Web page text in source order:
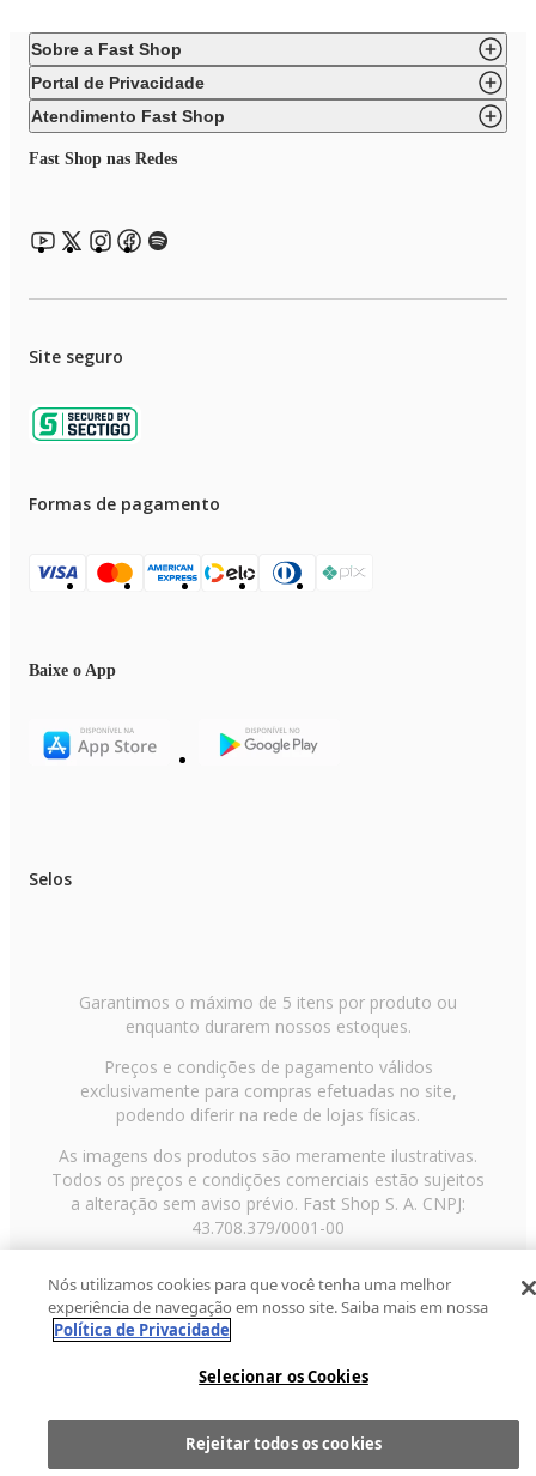
Sobre a Fast Shop
Portal de Privacidade
Atendimento Fast Shop
Fast Shop nas Redes
Site seguro
Formas de pagamento
Baixe o App
Selos
Garantimos o máximo de 5 itens por produto ou
enquanto durarem nossos estoques.
Preços e condições de pagamento válidos
exclusivamente para compras efetuadas no site,
podendo diferir na rede de lojas físicas.
As imagens dos produtos são meramente ilustrativas.
Todos os preços e condições comerciais estão sujeitos
a alteração sem aviso prévio. Fast Shop S. A. CNPJ:
43.708.379/0001-00
Paulo/SP, CEP 02029-001, Telefone: 11 3003-3728 ©
2013 Fast Shop - Todos os direitos reservadosRF
Nós utilizamos cookies para que você tenha uma melhor
experiência de navegação em nosso site. Saiba mais em nossa
Política de Privacidade
Selecionar os Cookies
Rejeitar todos os cookies